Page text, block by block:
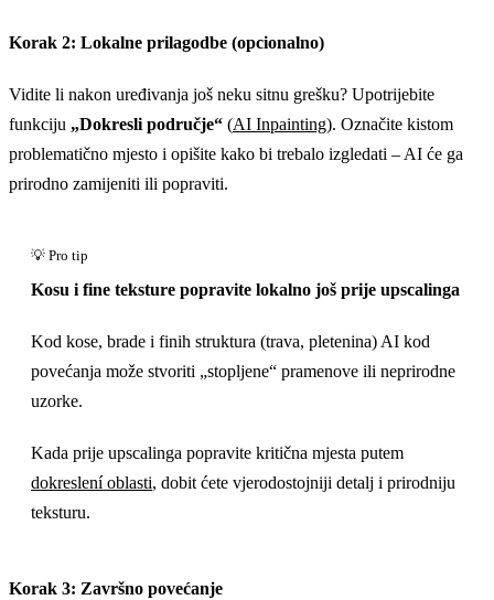
Korak 2: Lokalne prilagodbe (opcionalno)
Vidite li nakon uređivanja još neku sitnu grešku? Upotrijebite
funkciju „Dokresli područje“ (AI Inpainting). Označite kistom
problematično mjesto i opišite kako bi trebalo izgledati – AI će ga
prirodno zamijeniti ili popraviti.
Kosu i fine teksture popravite lokalno još prije upscalinga
Kod kose, brade i finih struktura (trava, pletenina) AI kod
povećanja može stvoriti „stopljene“ pramenove ili neprirodne
uzorke.
Kada prije upscalinga popravite kritična mjesta putem
dokreslení oblasti, dobit ćete vjerodostojniji detalj i prirodniju
teksturu.
Korak 3: Završno povećanje